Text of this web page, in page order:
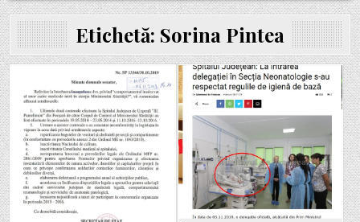
Etichetă: Sorina Pintea
Posted
in
Posted
in